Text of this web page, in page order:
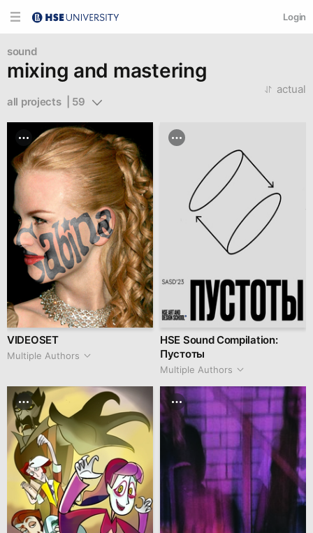
Login
sound
mixing and mastering
all projects  | 59
actual
VIDEOSET
Multiple Authors
HSE Sound Compilation:
Пустоты
Multiple Authors